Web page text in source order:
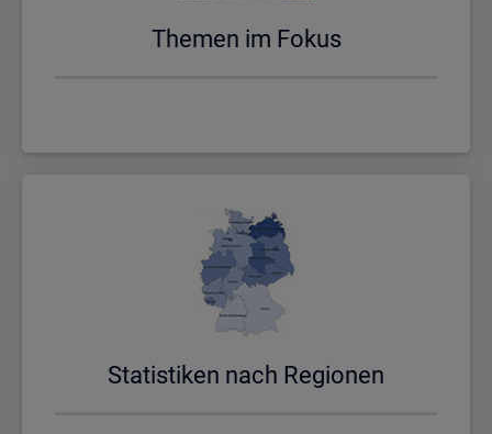
The­men im Fokus
Sta­tis­ti­ken nach Re­gio­nen